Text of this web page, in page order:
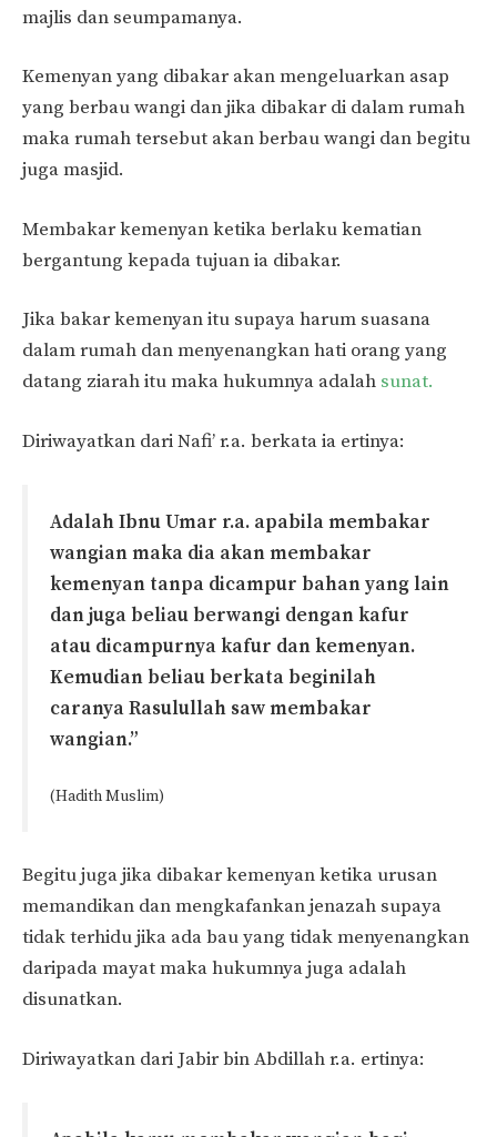
majlis dan seumpamanya.
Kemenyan yang dibakar akan mengeluarkan asap
yang berbau wangi dan jika dibakar di dalam rumah
maka rumah tersebut akan berbau wangi dan begitu
juga masjid.
Membakar kemenyan ketika berlaku kematian
bergantung kepada tujuan ia dibakar.
Jika bakar kemenyan itu supaya harum suasana
dalam rumah dan menyenangkan hati orang yang
datang ziarah itu maka hukumnya adalah sunat.
Diriwayatkan dari Nafi’ r.a. berkata ia ertinya:
Adalah Ibnu Umar r.a. apabila membakar
wangian maka dia akan membakar
kemenyan tanpa dicampur bahan yang lain
dan juga beliau berwangi dengan kafur
atau dicampurnya kafur dan kemenyan.
Kemudian beliau berkata beginilah
caranya Rasulullah saw membakar
wangian.”
(Hadith Muslim)
Begitu juga jika dibakar kemenyan ketika urusan
memandikan dan mengkafankan jenazah supaya
tidak terhidu jika ada bau yang tidak menyenangkan
daripada mayat maka hukumnya juga adalah
disunatkan.
Diriwayatkan dari Jabir bin Abdillah r.a. ertinya: